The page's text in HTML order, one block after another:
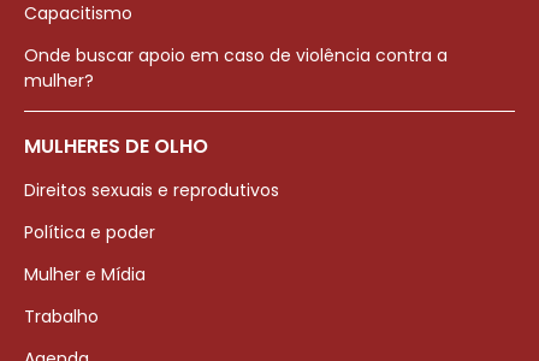
Capacitismo
Onde buscar apoio em caso de violência contra a
mulher?
MULHERES DE OLHO
Direitos sexuais e reprodutivos
Política e poder
Mulher e Mídia
Trabalho